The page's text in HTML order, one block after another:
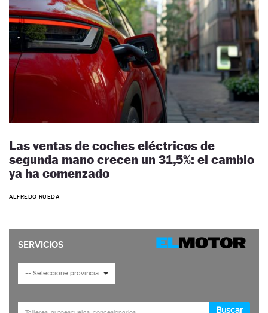
Las ventas de coches eléctricos de
segunda mano crecen un 31,5%: el cambio
ya ha comenzado
ALFREDO RUEDA